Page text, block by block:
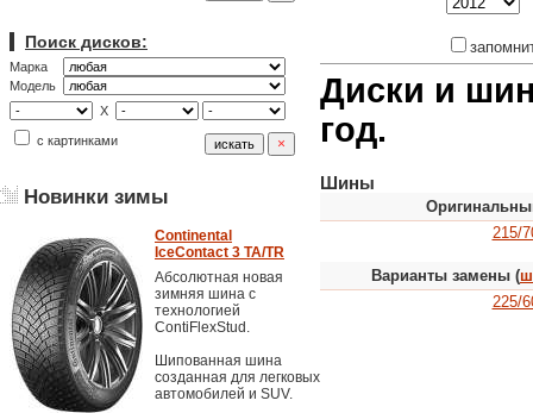
Поиск дисков:
Марка
Модель
X
с картинками
Новинки зимы
Continental
IceContact 3 TA/TR
Абсолютная новая
зимняя шина с
технологией
ContiFlexStud.
Шипованная шина
созданная для легковых
автомобилей и SUV.
Диски и
год.
Шины
215/
Варианты замены (
225/